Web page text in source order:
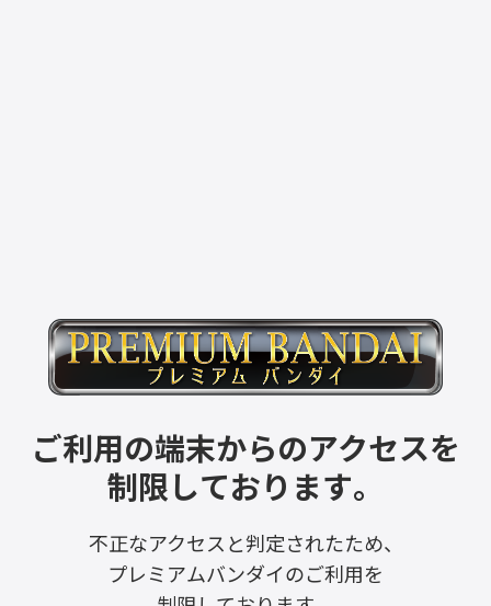
ご利用の端末からのアクセスを
制限しております。
不正なアクセスと判定されたため、
プレミアムバンダイのご利用を